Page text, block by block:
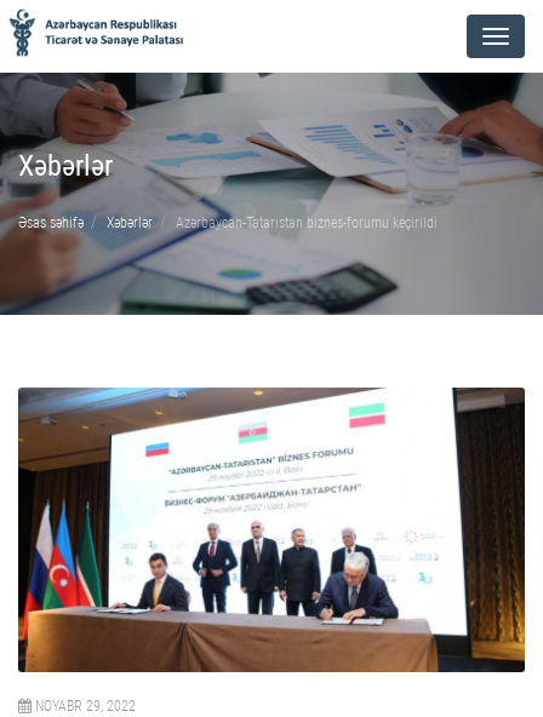
Menu
Xəbərlər
Əsas səhifə Xəbərlər Azərbaycan-Tatarıstan biznes-forumu keçirildi
NOYABR 29, 2022